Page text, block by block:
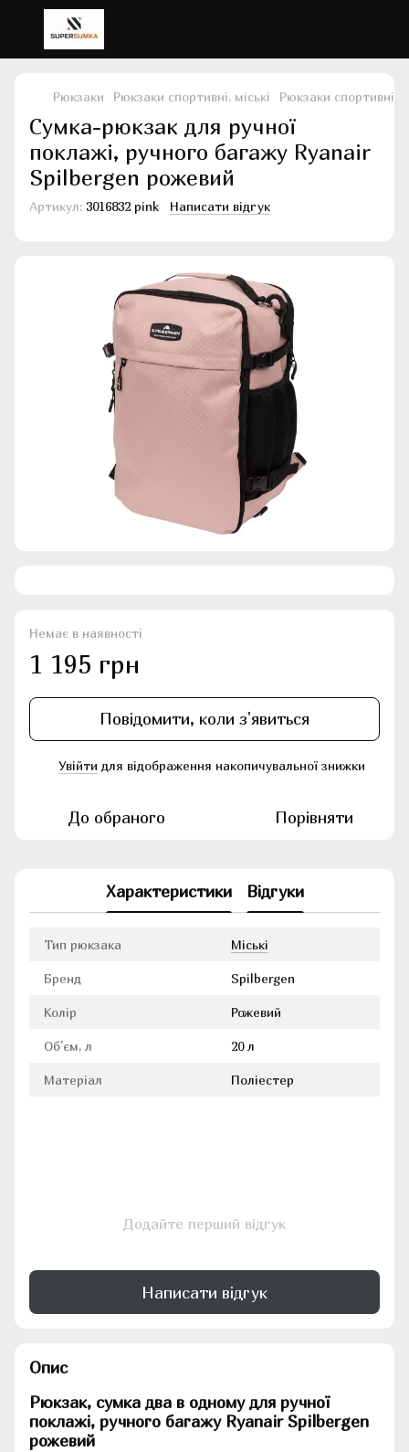
Рюкзаки Рюкзаки спортивні, міські Рюкзаки спортивні,
Сумка-рюкзак для ручної
поклажі, ручного багажу Ryanаir
Spilbergen рожевий
Артикул: 3016832 pink Написати відгук
Немає в наявності
1 195 грн
Повідомити, коли з'явиться
Увійти для відображення накопичувальної знижки
До обраного Порівняти
Характеристики Відгуки
Тип рюкзака Міські
Бренд Spilbergen
Колір Рожевий
Об'єм, л 20 л
Матеріал Поліестер
Додайте перший відгук
Написати відгук
Опис
Рюкзак, сумка два в одному для ручної
поклажі, ручного багажу Ryanаir Spilbergen
рожевий